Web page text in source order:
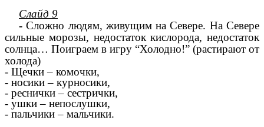
Слайд 9
-Сложно людям, живущим на Севере. На Севере
сильные морозы, недостаток кислорода, недостаток
солнца… Поиграем в игру “Холодно!” (растирают от
холода)
- Щечки – комочки,
- носики – курносики,
- реснички – сестрички,
- ушки – непослушки,
- пальчики – мальчики.